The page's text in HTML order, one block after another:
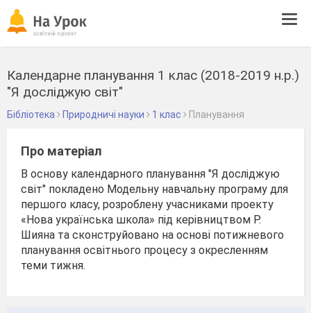
Календарне планування 1 клас (2018-2019 н.р.)
"Я досліджую світ"
Бібліотека Природничі науки 1 клас Планування
Про матеріал
В основу календарного планування "Я досліджую
світ" покладено Модельну навчальну програму для
першого класу, розроблену учасниками проекту
«Нова українська школа» під керівництвом Р.
Шияна та сконструйовано на основі потижневого
планування освітнього процесу з окресленням
теми тижня.